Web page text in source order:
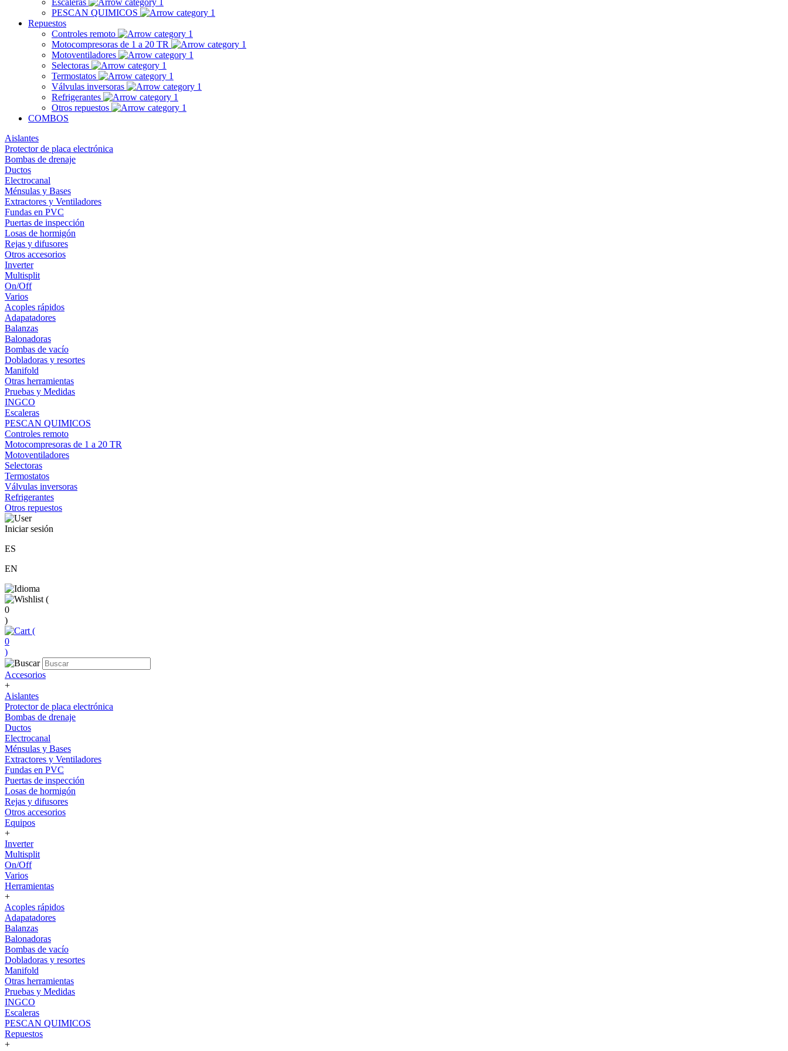
Escaleras
PESCAN QUIMICOS
Repuestos
Controles remoto
Motocompresoras de 1 a 20 TR
Motoventiladores
Selectoras
Termostatos
Válvulas inversoras
Refrigerantes
Otros repuestos
COMBOS
Aislantes
Protector de placa electrónica
Bombas de drenaje
Ductos
Electrocanal
Ménsulas y Bases
Extractores y Ventiladores
Fundas en PVC
Puertas de inspección
Losas de hormigón
Rejas y difusores
Otros accesorios
Inverter
Multisplit
On/Off
Varios
Acoples rápidos
Adapatadores
Balanzas
Balonadoras
Bombas de vacío
Dobladoras y resortes
Manifold
Otras herramientas
Pruebas y Medidas
INGCO
Escaleras
PESCAN QUIMICOS
Controles remoto
Motocompresoras de 1 a 20 TR
Motoventiladores
Selectoras
Termostatos
Válvulas inversoras
Refrigerantes
Otros repuestos
Iniciar sesión
ES
EN
(
0
)
(
0
)
Accesorios
+
Aislantes
Protector de placa electrónica
Bombas de drenaje
Ductos
Electrocanal
Ménsulas y Bases
Extractores y Ventiladores
Fundas en PVC
Puertas de inspección
Losas de hormigón
Rejas y difusores
Otros accesorios
Equipos
+
Inverter
Multisplit
On/Off
Varios
Herramientas
+
Acoples rápidos
Adapatadores
Balanzas
Balonadoras
Bombas de vacío
Dobladoras y resortes
Manifold
Otras herramientas
Pruebas y Medidas
INGCO
Escaleras
PESCAN QUIMICOS
Repuestos
+